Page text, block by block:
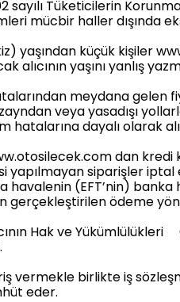
sayılı Tüketicilerin
mücbir haller dışında
yaşından küçük kişiler
alıcının yaşını yanlış
meydana gelen
veya yasadışı
hatalarına dayalı olarak
dan kredi
yapılmayan siparişler iptal
havalenin (EFT’nin)
gerçekleştirilen ödeme
Hak ve
vermekle birlikte iş
eder.